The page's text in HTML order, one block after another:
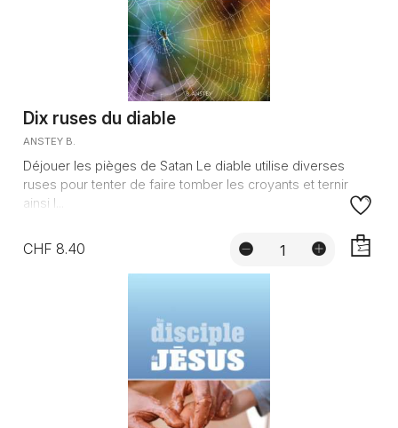
Dix ruses du diable
ANSTEY B.
Déjouer les pièges de Satan Le diable utilise diverses
ruses pour tenter de faire tomber les croyants et ternir
ainsi l...
CHF 8.40